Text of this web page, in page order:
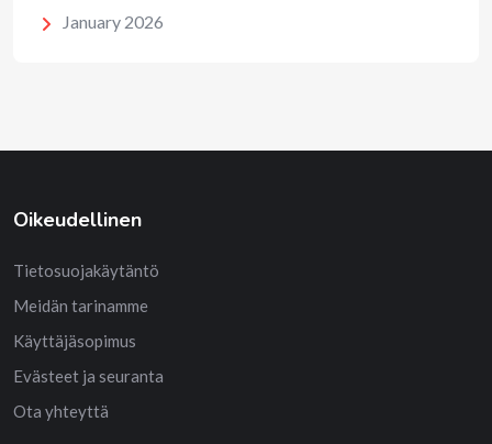
January 2026
Oikeudellinen
Tietosuojakäytäntö
Meidän tarinamme
Käyttäjäsopimus
Evästeet ja seuranta
Ota yhteyttä